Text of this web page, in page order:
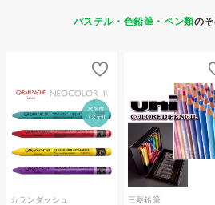
パステル・色鉛筆・ペン類の
カランダッシュ
三菱鉛筆